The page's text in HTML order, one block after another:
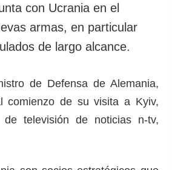
con Ucrania en el
armas, en particular
de largo alcance.
de Defensa de Alemania,
comienzo de su visita a Kyiv,
televisión de noticias n-tv,